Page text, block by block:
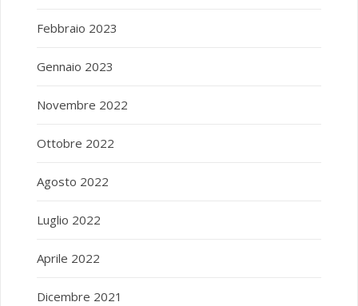
Febbraio 2023
Gennaio 2023
Novembre 2022
Ottobre 2022
Agosto 2022
Luglio 2022
Aprile 2022
Dicembre 2021